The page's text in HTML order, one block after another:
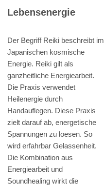
Lebensenergie
Der Begriff Reiki beschreibt im
Japanischen kosmische
Energie. Reiki gilt als
ganzheitliche Energiearbeit.
Die Praxis verwendet
Heilenergie durch
Handauflegen. Diese Praxis
zielt darauf ab, energetische
Spannungen zu loesen. So
wird erfahrbar Gelassenheit.
Die Kombination aus
Energiearbeit und
Soundhealing wirkt die